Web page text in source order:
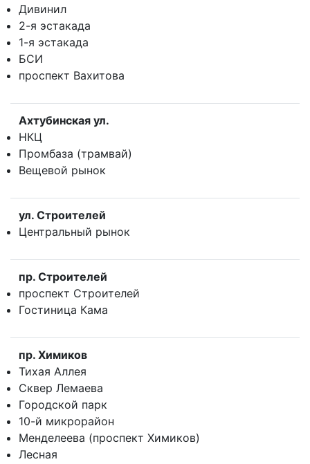
Дивинил
2-я эстакада
1-я эстакада
БСИ
проспект Вахитова
Ахтубинская ул.
НКЦ
Промбаза (трамвай)
Вещевой рынок
ул. Строителей
Центральный рынок
пр. Строителей
проспект Строителей
Гостиница Кама
пр. Химиков
Тихая Аллея
Сквер Лемаева
Городской парк
10-й микрорайон
Менделеева (проспект Химиков)
Лесная